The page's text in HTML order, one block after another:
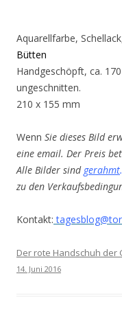
Aquarellfarbe,
Bütten
Handgeschöpft, ca.
ungeschnitten.
210 x 155 mm
Wenn Sie dieses Bild
eine email. Der Preis
Alle Bilder sind gerahmt.
zu den
Kontakt:
Der rote Handschuh der
14. Juni 2016